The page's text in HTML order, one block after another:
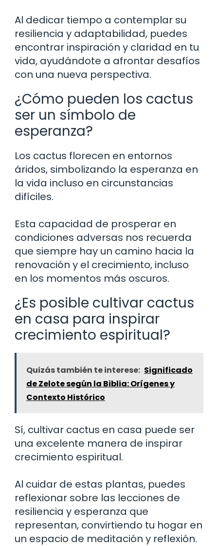
Al dedicar tiempo a contemplar su
resiliencia y adaptabilidad, puedes
encontrar inspiración y claridad en tu
vida, ayudándote a afrontar desafíos
con una nueva perspectiva.
¿Cómo pueden los cactus
ser un símbolo de
esperanza?
Los cactus florecen en entornos
áridos, simbolizando la esperanza en
la vida incluso en circunstancias
difíciles.
Esta capacidad de prosperar en
condiciones adversas nos recuerda
que siempre hay un camino hacia la
renovación y el crecimiento, incluso
en los momentos más oscuros.
¿Es posible cultivar cactus
en casa para inspirar
crecimiento espiritual?
Quizás también te interese: Significado
de Zelote según la Biblia: Orígenes y
Contexto Histórico
Sí, cultivar cactus en casa puede ser
una excelente manera de inspirar
crecimiento espiritual.
Al cuidar de estas plantas, puedes
reflexionar sobre las lecciones de
resiliencia y esperanza que
representan, convirtiendo tu hogar en
un espacio de meditación y reflexión.